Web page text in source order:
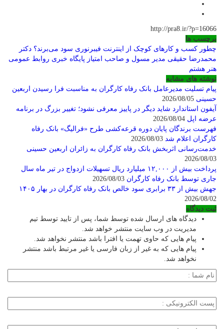
http://pra8.ir/?p=16066
برچسب ها
چطور کسب و کارهای کوچک از اینترنت فیبر‌نوری سود می‌برند؟ دکتر
محمدرضا حقیقی مدیر مسول و صاحب امتیاز پایگاه خبری روابط عمومی
هنر هشتم
نوشته های مشابه
پیام تسلیت مدیرعامل بانک رفاه کارگران به مناسبت فرا رسیدن اربعین
حسینی
آیفون استاندارد شاید دیگر در پاییز معرفی نشود؛ تغییر بزرگ در برنامه
عرضه اپل
فهرست برندگان پایان دوره قرعه‌کشی طرح «فرالیگ» بانک رفاه
کارگران اعلام شد
خدمت‌رسانی اثربخش بانک رفاه کارگران به زائران اربعین حسینی
2026/08/03
پرداخت بیش از ۱۲,۰۰۰ میلیارد ریال تسهیلات ازدواج در تیر ماه سال
جاری توسط بانک رفاه کارگران
جهش بیش از ۳۳ برابری سود خالص بانک رفاه کارگران در بهار ۱۴۰۵
2026/08/02
ثبت دیدگاه
دیدگاه های ارسال شده توسط شما، پس از تایید توسط تیم
مدیریت در وب سایت منتشر خواهد شد.
پیام هایی که حاوی تهمت یا افترا باشد منتشر نخواهد شد.
پیام هایی که به غیر از زبان فارسی یا غیر مرتبط باشد منتشر
نخواهد شد.